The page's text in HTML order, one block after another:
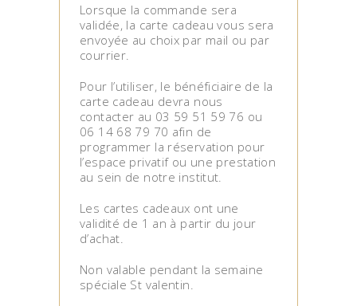
Lorsque la commande sera
validée, la carte cadeau vous sera
envoyée au choix par mail ou par
courrier.
Pour l’utiliser, le bénéficiaire de la
carte cadeau devra nous
contacter au 03 59 51 59 76 ou
06 14 68 79 70 afin de
programmer la réservation pour
l’espace privatif ou une prestation
au sein de notre institut.
Les cartes cadeaux ont une
validité de 1 an à partir du jour
d’achat.
Non valable pendant la semaine
spéciale St valentin.